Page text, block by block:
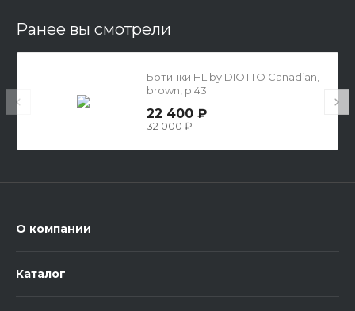
Ранее вы смотрели
Ботинки HL by DIOTTO Canadian,
brown, р.43
22 400 ₽
32 000 ₽
О компании
Каталог